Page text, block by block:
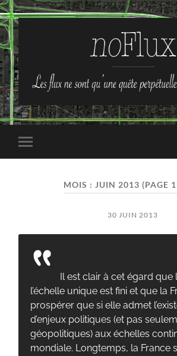
no-
Flux
Toggle
mobile
MOIS : JUIN 2013 (PAGE
30 JUIN 2013
Il est clair à cet égard
l’échelle unique est fini et que la
prospérer que si elle admet
d’enjeux politiques (et pas
géopolitiques) aux échelles
mondiale. Longtemps, la France